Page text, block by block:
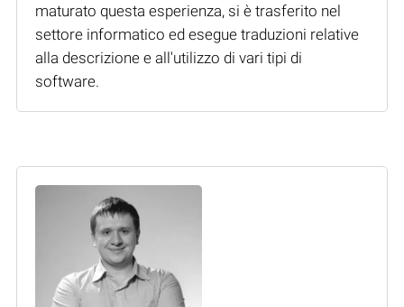
maturato questa esperienza, si è trasferito nel
settore informatico ed esegue traduzioni relative
alla descrizione e all'utilizzo di vari tipi di
software.